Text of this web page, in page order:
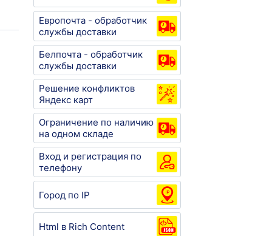
Европочта - обработчик
службы доставки
Белпочта - обработчик
службы доставки
Решение конфликтов
Яндекс карт
Ограничение по наличию
на одном складе
Вход и регистрация по
телефону
Город по IP
Html в Rich Content